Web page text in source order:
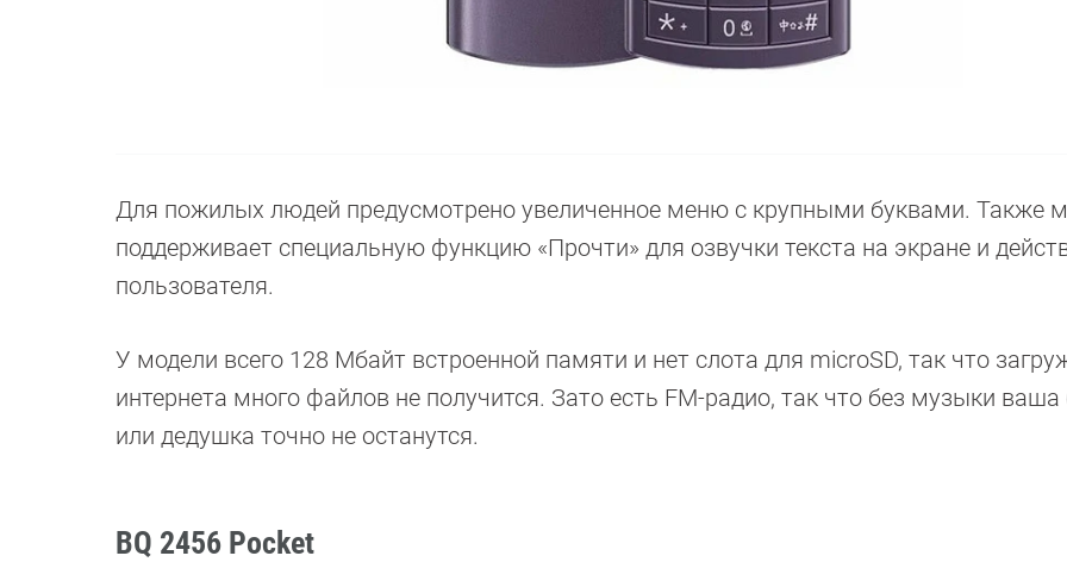
Для пожилых людей предусмотрено увеличенное меню с крупными буквами. Также
поддерживает специальную функцию «Прочти» для озвучки текста на экране и
пользователя.
У модели всего 128 Мбайт встроенной памяти и нет слота для microSD, так что
интернета много файлов не получится. Зато есть FM-радио, так что без музыки
или дедушка точно не останутся.
BQ 2456 Pocket